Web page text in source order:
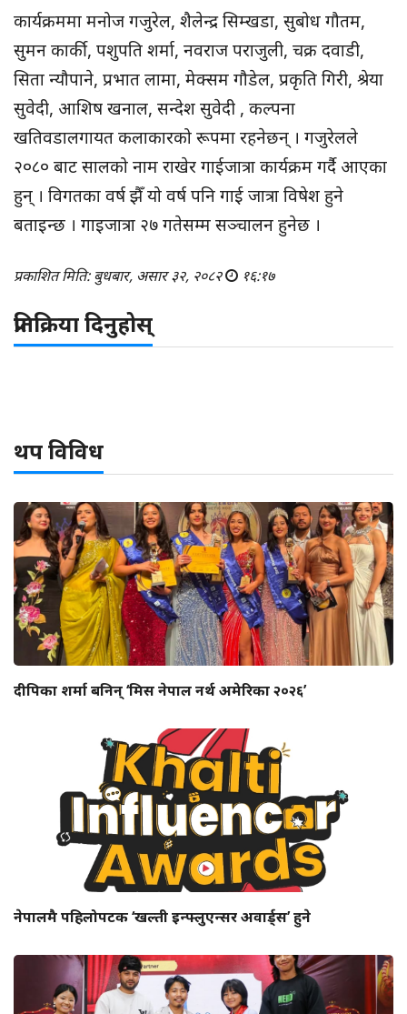
कार्यक्रममा मनोज गजुरेल, शैलेन्द्र सिम्खडा, सुबोध गौतम,
सुमन कार्की, पशुपति शर्मा, नवराज पराजुली, चक्र दवाडी,
सिता न्यौपाने, प्रभात लामा, मेक्सम गौडेल, प्रकृति गिरी, श्रेया
सुवेदी, आशिष खनाल, सन्देश सुवेदी , कल्पना
खतिवडालगायत कलाकारको रूपमा रहनेछन् । गजुरेलले
२०८० बाट सालको नाम राखेर गाईजात्रा कार्यक्रम गर्दै आएका
हुन् । विगतका वर्ष झैँ यो वर्ष पनि गाई जात्रा विषेश हुने
बताइन्छ । गाइजात्रा २७ गतेसम्म सञ्चालन हुनेछ ।
प्रकाशित मिति: बुधबार, असार ३२, २०८२ १६:१७
प्रतिक्रिया दिनुहोस्
थप विविध
दीपिका शर्मा बनिन् ‘मिस नेपाल नर्थ अमेरिका २०२६’
नेपालमै पहिलोपटक ‘खल्ती इन्फ्लुएन्सर अवार्ड्स’ हुने